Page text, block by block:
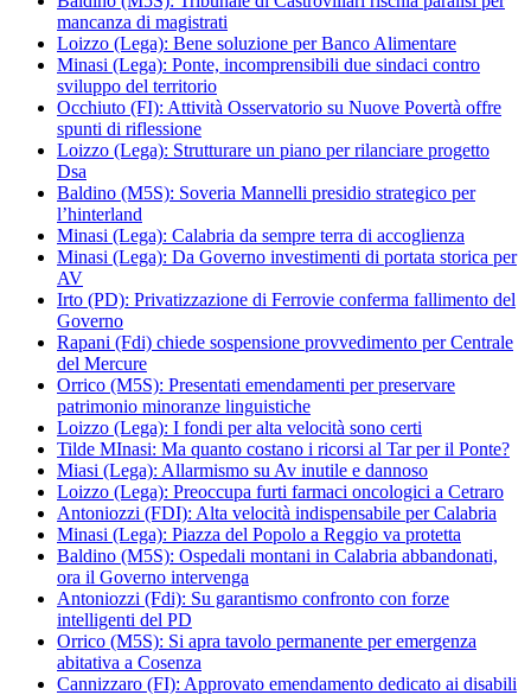
mancanza di magistrati
Loizzo (Lega): Bene soluzione per Banco Alimentare
Minasi (Lega): Ponte, incomprensibili due sindaci contro
sviluppo del territorio
Occhiuto (FI): Attività Osservatorio su Nuove Povertà offre
spunti di riflessione
Loizzo (Lega): Strutturare un piano per rilanciare progetto
Dsa
Baldino (M5S): Soveria Mannelli presidio strategico per
l’hinterland
Minasi (Lega): Calabria da sempre terra di accoglienza
Minasi (Lega): Da Governo investimenti di portata storica per
AV
Irto (PD): Privatizzazione di Ferrovie conferma fallimento del
Governo
Rapani (Fdi) chiede sospensione provvedimento per Centrale
del Mercure
Orrico (M5S): Presentati emendamenti per preservare
patrimonio minoranze linguistiche
Loizzo (Lega): I fondi per alta velocità sono certi
Tilde MInasi: Ma quanto costano i ricorsi al Tar per il Ponte?
Miasi (Lega): Allarmismo su Av inutile e dannoso
Loizzo (Lega): Preoccupa furti farmaci oncologici a Cetraro
Antoniozzi (FDI): Alta velocità indispensabile per Calabria
Minasi (Lega): Piazza del Popolo a Reggio va protetta
Baldino (M5S): Ospedali montani in Calabria abbandonati,
ora il Governo intervenga
Antoniozzi (Fdi): Su garantismo confronto con forze
intelligenti del PD
Orrico (M5S): Si apra tavolo permanente per emergenza
abitativa a Cosenza
Cannizzaro (FI): Approvato emendamento dedicato ai disabili